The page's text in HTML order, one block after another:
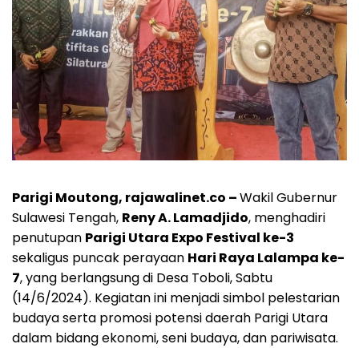
Parigi Moutong, rajawalinet.co –Wakil Gubernur
Sulawesi Tengah, Reny A. Lamadjido, menghadiri
penutupan Parigi Utara Expo Festival ke-3
sekaligus puncak perayaan Hari Raya Lalampa ke-
7, yang berlangsung di Desa Toboli, Sabtu
(14/6/2024). Kegiatan ini menjadi simbol pelestarian
budaya serta promosi potensi daerah Parigi Utara
dalam bidang ekonomi, seni budaya, dan pariwisata.